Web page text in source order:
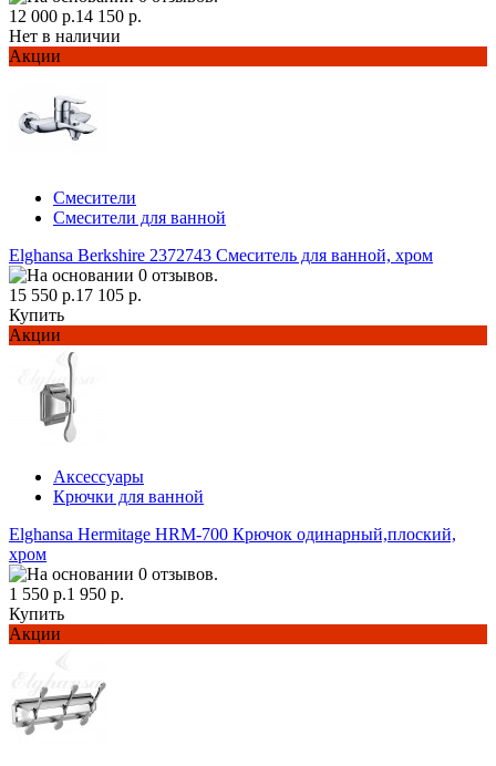
12 000 р.14 150 р.
Нет в наличии
Акции
Смесители
Смесители для ванной
Elghansa Berkshire 2372743 Смеситель для ванной, хром
15 550 р.17 105 р.
Купить
Акции
Аксессуары
Крючки для ванной
Elghansa Hermitage HRM-700 Крючок одинарный,плоский,
хром
1 550 р.1 950 р.
Купить
Акции